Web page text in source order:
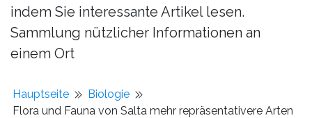
indem Sie interessante Artikel lesen.
Sammlung nützlicher Informationen an
einem Ort
Hauptseite
Biologie
Flora und Fauna von Salta mehr repräsentativere Arten